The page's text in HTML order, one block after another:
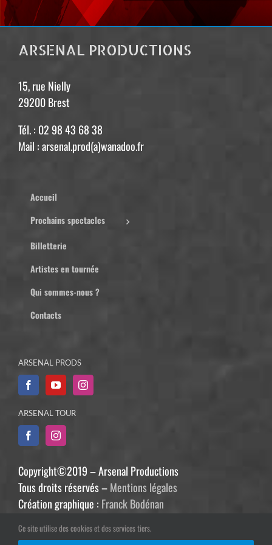
ARSENAL PRODUCTIONS
15, rue Nielly
29200 Brest
Tél. : 02 98 43 68 38
Mail : arsenal.prod(a)wanadoo.fr
Accueil
Prochains spectacles
Billetterie
Artistes en tournée
Qui sommes-nous ?
Contacts
ARSENAL PRODS
ARSENAL TOUR
Copyright©2019 – Arsenal Productions
Tous droits réservés –Mentions légales
Création graphique : Franck Bodénan
Ce site utilise des cookies et des services tiers.